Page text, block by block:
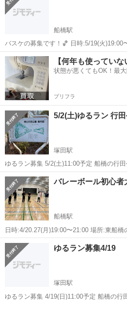
船橋駅
バスケの募集です！🏀 日時:5/19(火)19:00〜20:45 場所:東船橋の体育館
参加費:500円(初参加の方は無料) 初心者も経験者も混えてエンジョイ
でやります！👏🏻 和気あいあいとした雰
千葉 船橋市 船橋駅 スポーツ
【何年も使ってい
状態が悪くてもOK！最
プリフラ
5/2(土)ゆるラン 行田
塚田駅
ゆるラン募集 5/2(土)11:00予定 船橋の行田公園 参加できる人募
す！ 男女問わずおーけーです！ 日々のス
で是非💁‍♂️ 初心者向けのゆるランのため、早いペースで走りたい方は
🙅‍♂️...
千葉 船橋市 塚田駅 スポーツ
バレーボール初心者
船橋駅
日時:4/20.27(月)19:00〜21:00 場所:東船橋
経験者、未経験者の方大歓迎です🏐 (わた
のところ男女どちらの参加者います♩ 20
千葉 スポーツ
ゆるラン募集4/19
塚田駅
ゆるラン募集 4/19(日)11:00予定 船橋の行田公園 参加できる